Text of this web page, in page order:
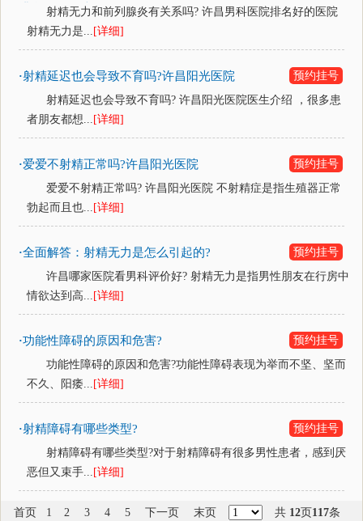
排名好的医院
射精无力和前列腺炎有关系吗? 许昌男科医院排名好的医院
射精无力是... [详细]
·射精延迟也会导致不育吗?许昌阳光医院
预约挂号
射精延迟也会导致不育吗? 许昌阳光医院医生介绍 ，很多患
者朋友都想... [详细]
·爱爱不射精正常吗?许昌阳光医院
预约挂号
爱爱不射精正常吗? 许昌阳光医院 不射精症是指生殖器正常
勃起而且也... [详细]
·全面解答：射精无力是怎么引起的?
预约挂号
许昌哪家医院看男科评价好? 射精无力是指男性朋友在行房中
情欲达到高... [详细]
·功能性障碍的原因和危害?
预约挂号
功能性障碍的原因和危害?功能性障碍表现为举而不坚、坚而
不久、阳痿... [详细]
·射精障碍有哪些类型?
预约挂号
射精障碍有哪些类型?对于射精障碍有很多男性患者，感到厌
恶但又束手... [详细]
首页 1 2 3 4 5 下一页 末页 共 12页117条